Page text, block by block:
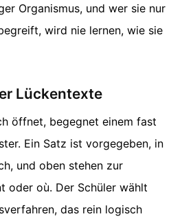
Organismus, und wer sie nur
wird nie lernen, wie sie
Lückentexte
öffnet, begegnet einem fast
Ein Satz ist vorgegeben, in
und oben stehen zur
oder où. Der Schüler wählt
das rein logisch